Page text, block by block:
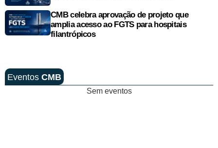
CMB celebra aprovação de projeto que
amplia acesso ao FGTS para hospitais
filantrópicos
Eventos CMB
Sem eventos